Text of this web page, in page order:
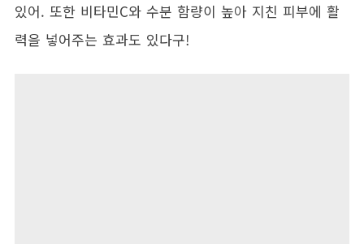
있어. 또한 비타민C와 수분 함량이 높아 지친 피부에 활
력을 넣어주는 효과도 있다구!